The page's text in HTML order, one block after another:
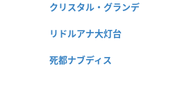
クリスタル・グランデ
リドルアナ大灯台
死都ナブディス